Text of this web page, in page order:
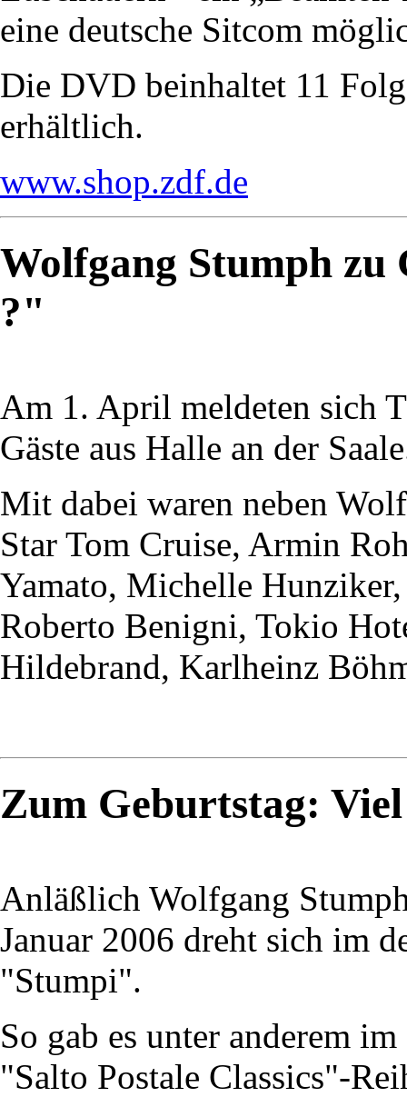
eine deutsche Sitcom
Die DVD beinhaltet 11
erhältlich.
www.shop.zdf.de
Wolfgang Stumph zu
?"
Am 1. April meldeten sich
Gäste aus Halle an der
Mit dabei waren neben
Star Tom Cruise, Armin
Yamato, Michelle Hunziker,
Roberto Benigni, Tokio
Hildebrand, Karlheinz
Zum Geburtstag:
Anläßlich Wolfgang
Januar 2006 dreht sich im
"Stumpi".
So gab es unter anderem
"Salto Postale Classics"-